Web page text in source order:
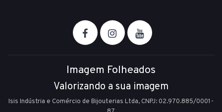
Imagem Folheados
Valorizando a sua imagem
Isis Indústria e Comércio de Bijouterias Ltda, CNPJ: 02.970.885/0001-